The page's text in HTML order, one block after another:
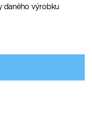
daného výrobku